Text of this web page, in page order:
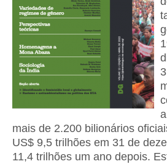
mais de 2.200 bilionários
US$ 9,5 trilhões em 31 de
11,4 trilhões um ano depois.